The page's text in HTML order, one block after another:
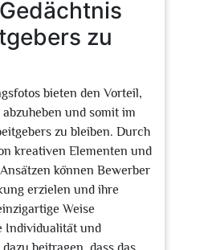
zu
bieten den Vorteil,
und somit im
zu bleiben. Durch
kreativen Elementen und
können Bewerber
erzielen und ihre
Weise
Individualität und